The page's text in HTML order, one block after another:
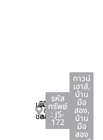
เมือง
ชลบุรี
เมือง
ชลบุรี
ชลบุรี
รหัส
ทรัพย์
: JS-
172
ทาวน์
เฮาส์,
บ้าน
มือ
สอง,
บ้าน
มือ
สอง